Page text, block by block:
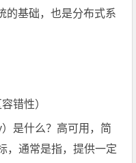
的基础，也是分布式系
错性）
是什么？高可用，简
，通常是指，提供一定